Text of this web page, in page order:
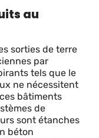
au
sorties de terre
par
tels que le
ne nécessitent
bâtiments
de
sont étanches
béton